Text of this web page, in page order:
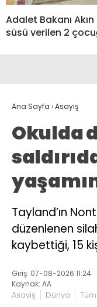
Adalet Bakanı
süsü verilen 2
Ana Sayfa ›Asayiş
Okulda
Tayland’ın
düzenlenen
kaybettiği, 15
Giriş: 07-08-2026 11:24
Kaynak: AA
Asayiş Dünya